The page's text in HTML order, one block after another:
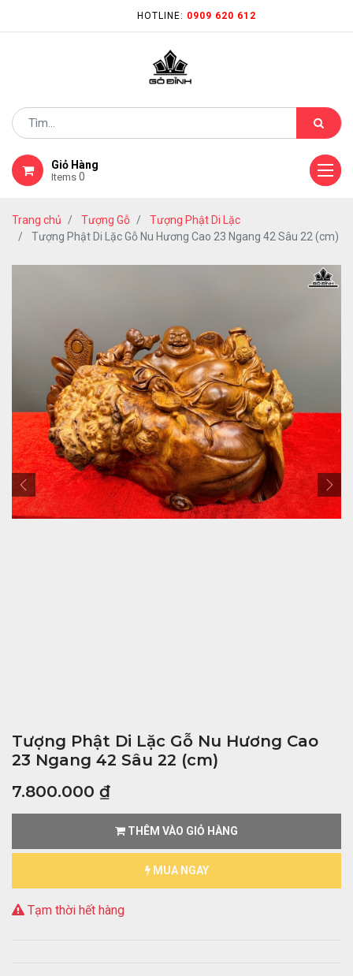
HOTLINE: 0909 620 612
Giỏ Hàng
Items 0
Trang chủ Tượng Gỗ
Tượng Phật Di Lặc
Tượng Phật Di Lặc Gỗ Nu Hương Cao 23 Ngang 42 Sâu 22 (cm)
Tượng Phật Di Lặc Gỗ Nu Hương Cao
23 Ngang 42 Sâu 22 (cm)
7.800.000 ₫
THÊM VÀO GIỎ HÀNG
MUA NGAY
Tạm thời hết hàng